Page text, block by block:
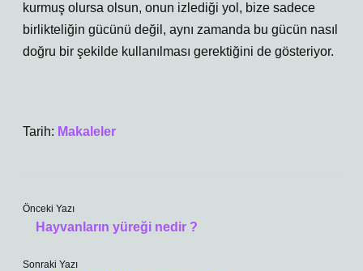
kurmuş olursa olsun, onun izlediği yol, bize sadece
birlikteliğin gücünü değil, aynı zamanda bu gücün nasıl
doğru bir şekilde kullanılması gerektiğini de gösteriyor.
Tarih: Makaleler
Önceki Yazı
Hayvanların yüreği nedir ?
Sonraki Yazı